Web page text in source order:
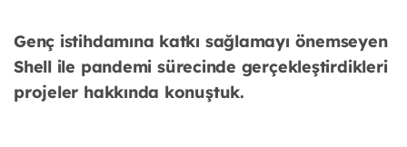
Genç istihdamına katkı sağlamayı önemseyen
Shell ile pandemi sürecinde gerçekleştirdikleri
projeler hakkında konuştuk.